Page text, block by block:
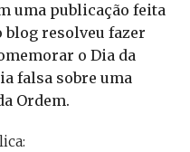
uma publicação feita
blog resolveu fazer
o Dia da
falsa sobre uma
Ordem.